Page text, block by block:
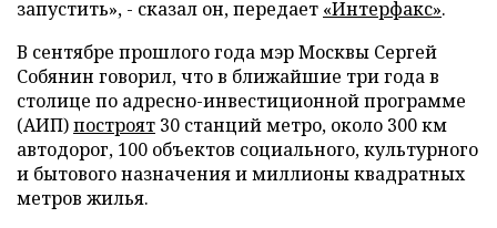
запустить», - сказал он, передает «Интерфакс».
В сентябре прошлого года мэр Москвы Сергей
Собянин говорил, что в ближайшие три года в
столице по адресно-инвестиционной программе
(АИП)построят 30 станций метро, около 300 км
автодорог, 100 объектов социального, культурного
и бытового назначения и миллионы квадратных
метров жилья.